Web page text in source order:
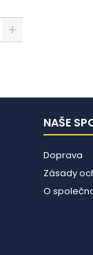
NAŠE
Doprava
Zásady
O